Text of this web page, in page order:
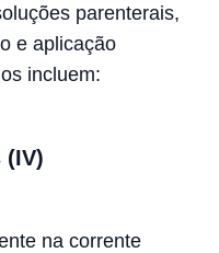
parenterais,
e aplicação
incluem:
(IV)
na corrente